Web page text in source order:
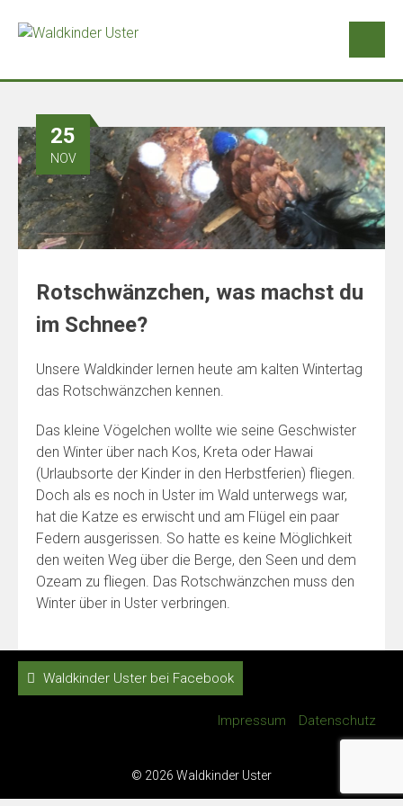
25
NOV
Rotschwänzchen, was machst du
im Schnee?
Unsere Waldkinder lernen heute am kalten Wintertag
das Rotschwänzchen kennen.
Das kleine Vögelchen wollte wie seine Geschwister
den Winter über nach Kos, Kreta oder Hawai
(Urlaubsorte der Kinder in den Herbstferien) fliegen.
Doch als es noch in Uster im Wald unterwegs war,
hat die Katze es erwischt und am Flügel ein paar
Federn ausgerissen. So hatte es keine Möglichkeit
den weiten Weg über die Berge, den Seen und dem
Ozeam zu fliegen. Das Rotschwänzchen muss den
Winter über in Uster verbringen.
Waldkinder Uster bei Facebook
Impressum Datenschutz
© 2026 Waldkinder Uster